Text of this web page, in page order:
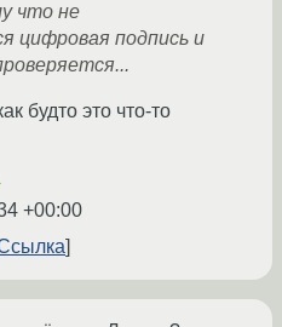
что не
цифровая подпись и
будто это что-то
+00:00